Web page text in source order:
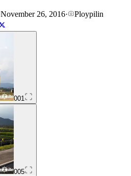
November 26, 2016·
Ploypilin
001
005